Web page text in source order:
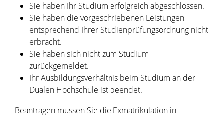
Sie haben Ihr Studium erfolgreich abgeschlossen.
Sie haben die vorgeschriebenen Leistungen
entsprechend Ihrer Studienprüfungsordnung nicht
erbracht.
Sie haben sich nicht zum Studium
zurückgemeldet.
Ihr Ausbildungsverhältnis beim Studium an der
Dualen Hochschule ist beendet.
Beantragen müssen Sie die Exmatrikulation in